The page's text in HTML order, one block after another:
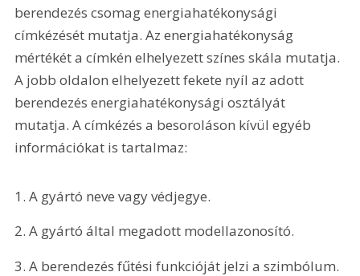
berendezés csomag energiahatékonysági
címkézését mutatja. Az energiahatékonyság
mértékét a címkén elhelyezett színes skála mutatja.
A jobb oldalon elhelyezett fekete nyíl az adott
berendezés energiahatékonysági osztályát
mutatja. A címkézés a besoroláson kívül egyéb
információkat is tartalmaz:
1. A gyártó neve vagy védjegye.
2. A gyártó által megadott modellazonosító.
3. A berendezés fűtési funkcióját jelzi a szimbólum.